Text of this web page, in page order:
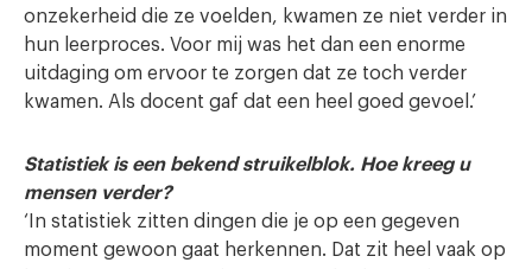
onzekerheid die ze voelden, kwamen ze niet verder in
hun leerproces. Voor mij was het dan een enorme
uitdaging om ervoor te zorgen dat ze toch verder
kwamen. Als docent gaf dat een heel goed gevoel.’
Statistiek is een bekend struikelblok. Hoe kreeg u
mensen verder?
‘In statistiek zitten dingen die je op een gegeven
moment gewoon gaat herkennen. Dat zit heel vaak op